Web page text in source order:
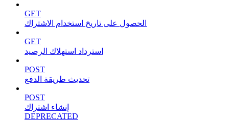
GET
الحصول على تاريخ استخدام الاشتراك
GET
استرداد استهلاك الرصيد
POST
تحديث طريقة الدفع
POST
إنشاء اشتراك
DEPRECATED